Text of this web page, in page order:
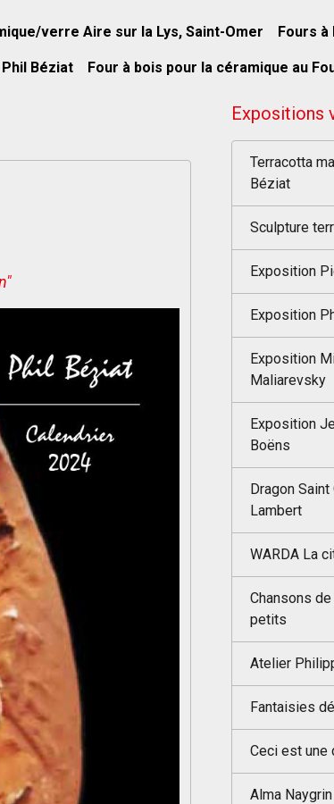
verre Aire sur la Lys, Saint-Omer Fours
Béziat Four à bois pour la céramique au
Expositions
Terracotta
Béziat
Sculpture
Exposition
Exposition
Exposition
Maliarevsky
Exposition
Boëns
Dragon Saint
Lambert
WARDA La
Chansons
petits
Atelier
Fantaisies
Ceci est une
Alma Naygrin